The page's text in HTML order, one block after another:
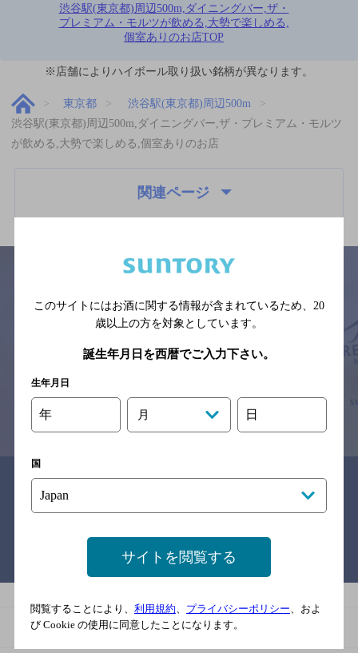
渋谷駅(東京都)周辺500m,ダイニングバー,ザ・
プレミアム・モルツが飲める,大勢で楽しめる,
個室ありのお店TOP
※店舗によりハイボール取り扱い銘柄が異なります。
東京都
渋谷駅(東京都)周辺500m
渋谷駅(東京都)周辺500m,ダイニングバー,ザ・プレミアム・モルツ
が飲める,大勢で楽しめる,個室ありのお店
関連ページ
ご意見・ご感想
予告なしに変更されることがありますので、
情報提供：ぐるなび
関連リンク
バー検索サイト［BAR-NAVI］
商品
このサイトにはお酒に関する情報が含まれているため、 20
歳以上の方を対象としています。
誕生年月日を西暦でご入力下さい。
生年月日
年 月 日
国
サイトを閲覧する
閲覧することにより、 利用規約、 プライバシーポリシー、およ
び Cookie の使用に同意したことになります。